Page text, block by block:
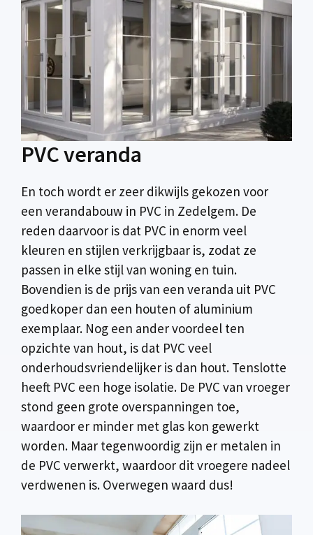
PVC veranda
En toch wordt er zeer dikwijls gekozen voor
een verandabouw in PVC in Zedelgem. De
reden daarvoor is dat PVC in enorm veel
kleuren en stijlen verkrijgbaar is, zodat ze
passen in elke stijl van woning en tuin.
Bovendien is de prijs van een veranda uit PVC
goedkoper dan een houten of aluminium
exemplaar. Nog een ander voordeel ten
opzichte van hout, is dat PVC veel
onderhoudsvriendelijker is dan hout. Tenslotte
heeft PVC een hoge isolatie. De PVC van vroeger
stond geen grote overspanningen toe,
waardoor er minder met glas kon gewerkt
worden. Maar tegenwoordig zijn er metalen in
de PVC verwerkt, waardoor dit vroegere nadeel
verdwenen is. Overwegen waard dus!